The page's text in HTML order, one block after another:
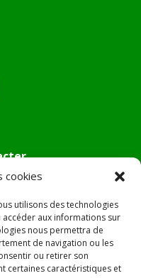
cookies
utilisons des technologies
aux informations sur
nous permettra de
de navigation ou les
ou retirer son
certaines caractéristiques et
Pietra di Verde
Verde